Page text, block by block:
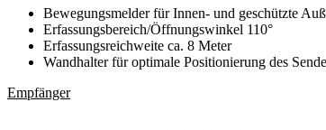
Bewegungsmelder für Innen- und geschützte
Erfassungsbereich/Öffnungswinkel 110°
Erfassungsreichweite ca. 8 Meter
Wandhalter für optimale Positionierung des
Empfänger